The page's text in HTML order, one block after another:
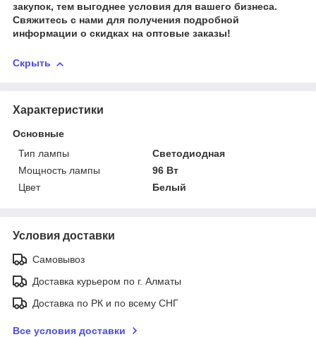
закупок, тем выгоднее условия для вашего бизнеса.
Свяжитесь с нами для получения подробной
информации о скидках на оптовые заказы!
Скрыть
Характеристики
Основные
Тип лампы
Светодиодная
Мощность лампы
96 Вт
Цвет
Белый
Условия доставки
Самовывоз
Доставка курьером по г. Алматы
Доставка по РК и по всему СНГ
Все условия доставки